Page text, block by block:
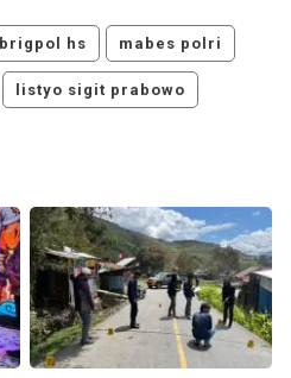
brigpol hs mabes polri
listyo sigit prabowo